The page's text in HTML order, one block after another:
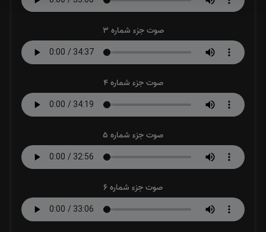
صوت جزء شماره 3
صوت جزء شماره 4
صوت جزء شماره 5
صوت جزء شماره 6